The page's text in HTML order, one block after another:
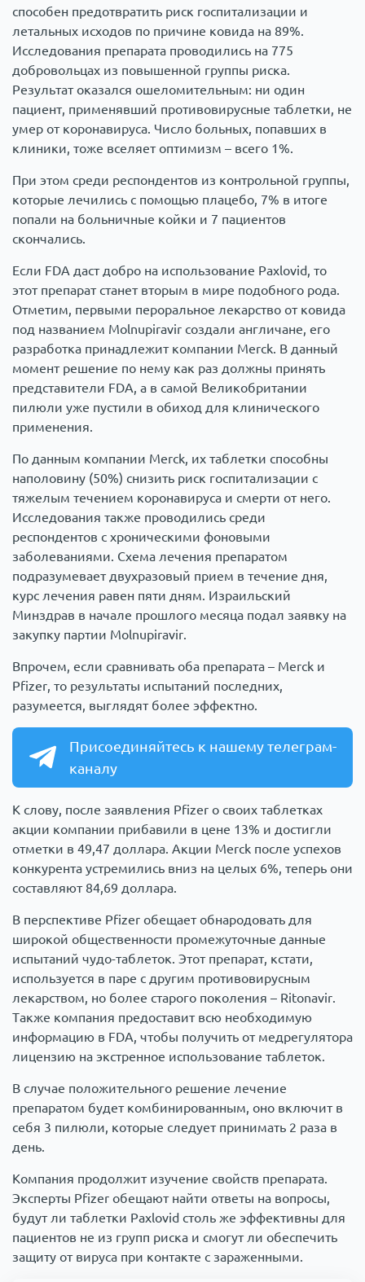
способен предотвратить риск госпитализации и
летальных исходов по причине ковида на 89%.
Исследования препарата проводились на 775
добровольцах из повышенной группы риска.
Результат оказался ошеломительным: ни один
пациент, применявший противовирусные таблетки, не
умер от коронавируса. Число больных, попавших в
клиники, тоже вселяет оптимизм – всего 1%.
При этом среди респондентов из контрольной группы,
которые лечились с помощью плацебо, 7% в итоге
попали на больничные койки и 7 пациентов
скончались.
Если FDA даст добро на использование Paxlovid, то
этот препарат станет вторым в мире подобного рода.
Отметим, первыми пероральное лекарство от ковида
под названием Мolnupiravir создали англичане, его
разработка принадлежит компании Merck. В данный
момент решение по нему как раз должны принять
представители FDA, а в самой Великобритании
пилюли уже пустили в обиход для клинического
применения.
По данным компании Merck, их таблетки способны
наполовину (50%) снизить риск госпитализации с
тяжелым течением коронавируса и смерти от него.
Исследования также проводились среди
респондентов с хроническими фоновыми
заболеваниями. Схема лечения препаратом
подразумевает двухразовый прием в течение дня,
курс лечения равен пяти дням. Израильский
Минздрав в начале прошлого месяца подал заявку на
закупку партии Мolnupiravir.
Впрочем, если сравнивать оба препарата – Merck и
Pfizer, то результаты испытаний последних,
разумеется, выглядят более эффектно.
Присоединяйтесь к нашему телеграм-
каналу
К слову, после заявления Pfizer о своих таблетках
акции компании прибавили в цене 13% и достигли
отметки в 49,47 доллара. Акции Merck после успехов
конкурента устремились вниз на целых 6%, теперь они
составляют 84,69 доллара.
В перспективе Pfizer обещает обнародовать для
широкой общественности промежуточные данные
испытаний чудо-таблеток. Этот препарат, кстати,
используется в паре с другим противовирусным
лекарством, но более старого поколения – Ritonavir.
Также компания предоставит всю необходимую
информацию в FDA, чтобы получить от медрегулятора
лицензию на экстренное использование таблеток.
В случае положительного решение лечение
препаратом будет комбинированным, оно включит в
себя 3 пилюли, которые следует принимать 2 раза в
день.
Компания продолжит изучение свойств препарата.
Эксперты Pfizer обещают найти ответы на вопросы,
будут ли таблетки Paxlovid столь же эффективны для
пациентов не из групп риска и смогут ли обеспечить
защиту от вируса при контакте с зараженными.